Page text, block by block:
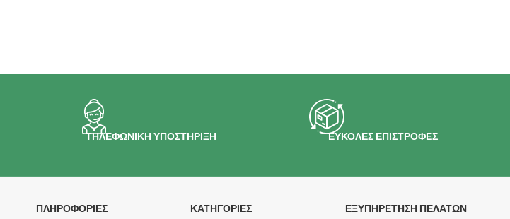
ΤΗΛΕΦΩΝΙΚΗ ΥΠΟΣΤΗΡΙΞΗ ΕΥΚΟΛΕΣ ΕΠΙΣΤΡΟΦΕΣ
ΠΛΗΡΟΦΟΡΊΕΣ
ΚΑΤΗΓΟΡΙΕΣ
ΕΞΥΠΗΡΕΤΗΣΗ ΠΕΛΑΤΩΝ